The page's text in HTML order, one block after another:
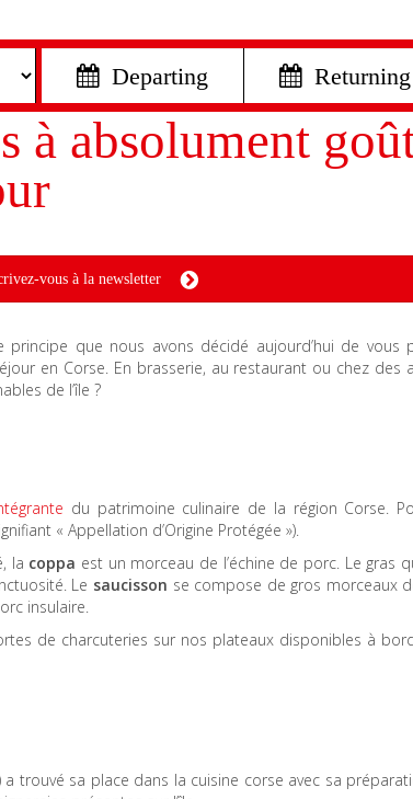
 Departing  Returning
à absolument
vous à la newsletter
que nous avons décidé aujourd’hui de vous
en Corse. En brasserie, au restaurant ou chez des
de l’île ?
du patrimoine culinaire de la région Corse.
« Appellation d’Origine Protégée »).
la coppa est un morceau de l’échine de porc. Le gras
Le saucisson se compose de gros morceaux
insulaire.
de charcuteries sur nos plateaux disponibles à
a trouvé sa place dans la cuisine corse avec sa